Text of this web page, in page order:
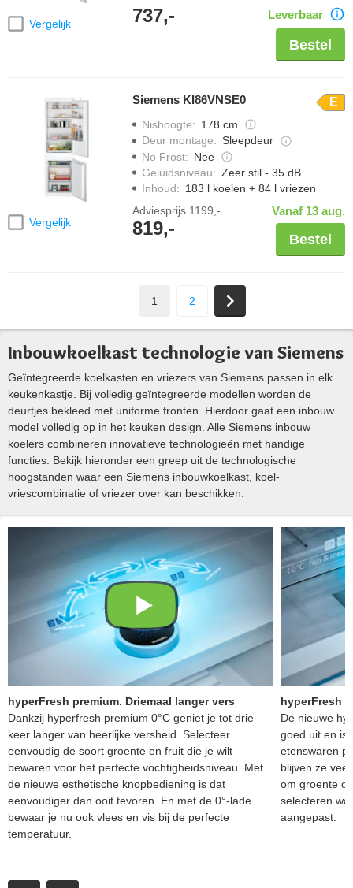
Vergelijk 737,- Leverbaar
Bestel
Vergelijk
Siemens KI86VNSE0 E
Nishoogte: 178 cm
Deur montage: Sleepdeur
No Frost: Nee
Geluidsniveau: Zeer stil - 35 dB
Inhoud: 183 l koelen + 84 l vriezen
Adviesprijs 1199,-
819,-
Vanaf 13 aug.
Bestel
1 2
Inbouwkoelkast technologie van Siemens
Geïntegreerde koelkasten en vriezers van Siemens passen in elk
keukenkastje. Bij volledig geïntegreerde modellen worden de
deurtjes bekleed met uniforme fronten. Hierdoor gaat een inbouw
model volledig op in het keuken design. Alle Siemens inbouw
koelers combineren innovatieve technologieën met handige
functies. Bekijk hieronder een greep uit de technologische
hoogstanden waar een Siemens inbouwkoelkast, koel-
vriescombinatie of vriezer over kan beschikken.
hyperFresh premium. Driemaal langer vers
Dankzij hyperfresh premium 0°C geniet je tot drie
keer langer van heerlijke versheid. Selecteer
eenvoudig de soort groente en fruit die je wilt
bewaren voor het perfecte vochtigheidsniveau. Met
de nieuwe esthetische knopbediening is dat
eenvoudiger dan ooit tevoren. En met de 0°-lade
bewaar je nu ook vlees en vis bij de perfecte
temperatuur.
hyperFresh
De nieuwe
goed uit en is
etenswaren
blijven ze
om groente
selecteren
aangepast.